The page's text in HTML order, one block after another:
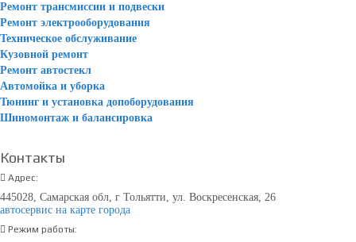
Ремонт трансмиссии и подвески
Ремонт электрооборудования
Техническое обслуживание
Кузовной ремонт
Ремонт автостекл
Автомойка и уборка
Тюнинг и установка допоборудования
Шиномонтаж и балансировка
Контакты
Адрес:
445028, Самарская обл, г Тольятти, ул. Воскресенская, 26
автосервис на карте города
Режим работы: